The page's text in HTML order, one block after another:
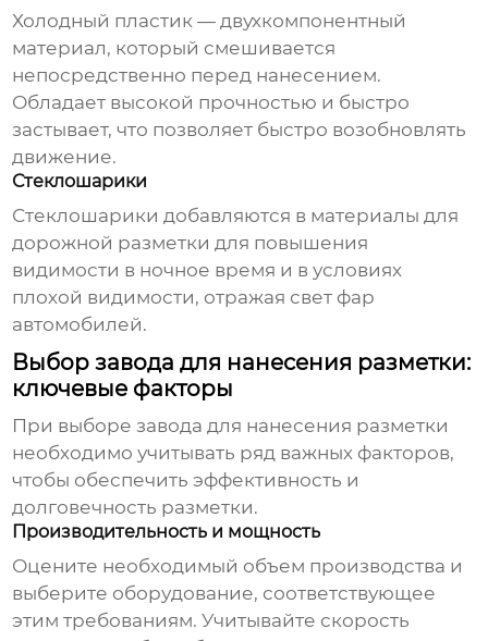
Холодный пластик — двухкомпонентный
материал, который смешивается
непосредственно перед нанесением.
Обладает высокой прочностью и быстро
застывает, что позволяет быстро возобновлять
движение.
Стеклошарики
Стеклошарики добавляются в материалы для
дорожной разметки для повышения
видимости в ночное время и в условиях
плохой видимости, отражая свет фар
автомобилей.
Выбор завода для нанесения разметки:
ключевые факторы
При выборезавода для нанесения разметки
необходимо учитывать ряд важных факторов,
чтобы обеспечить эффективность и
долговечность разметки.
Производительность и мощность
Оцените необходимый объем производства и
выберите оборудование, соответствующее
этим требованиям. Учитывайте скорость